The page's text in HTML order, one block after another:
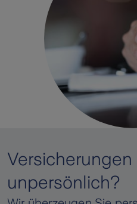
Versicherungen
unpersönlich?